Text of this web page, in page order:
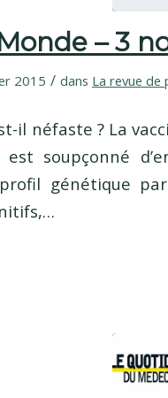
– 3
2015 / dans La revue de
il néfaste ? La
soupçonné
génétique